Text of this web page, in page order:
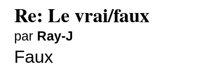
Re: Le vrai/faux
par Ray-J
Faux